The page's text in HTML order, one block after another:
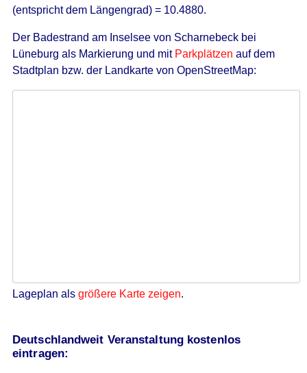
(entspricht dem Längengrad) = 10.4880.
Der Badestrand am Inselsee von Scharnebeck bei
Lüneburg als Markierung und mit Parkplätzen auf dem
Stadtplan bzw. der Landkarte von OpenStreetMap:
Lageplan als größere Karte zeigen.
Deutschlandweit Veranstaltung kostenlos
eintragen: